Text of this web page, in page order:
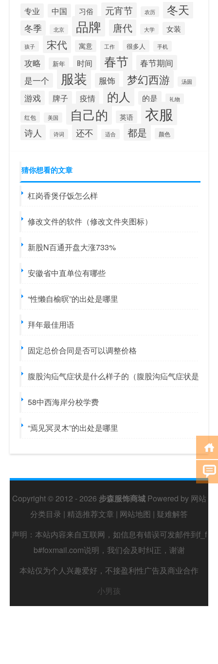
专业 中国 习俗 元宵节 农历 冬天
冬季 北京 品牌 唐代 大学 女装
孩子 宋代 寓意 工作 很多人 手机
攻略 新年 时间 春节 春节期间
是一个 服装 服饰 梦幻西游 汤圆
游戏 牌子 疫情 的人 的是 礼物
红包 美国 自己的 英语 衣服
诗人 诗词 还不 适合 都是 颜色
猜你想看的文章
杠岗香煲仔饭怎么样
修改文件的软件（修改文件夹图标）
新股N百通开盘大涨733%
安徽省中直单位有哪些
“性懒自榆暝”的出处是哪里
拜年最佳用语
固定总价合同是否可以调整价格
腹股沟疝气症状是什么样子的（腹股沟疝气症状是什么
58中西海岸分校学费
“焉见冥灵木”的出处是哪里
Copyright © 2012 - 2026 步森服饰商城Powered by 网站
分类目录 | 精选推荐文章 | 网站地图 | 疑难解答
声明：本站内容来自互联网，如信息有错误可发邮件到f_f
b#foxmail.com说明，我们会及时纠正，谢谢
本站仅为个人兴趣爱好，不接盈利性广告及商业合作
小男孩